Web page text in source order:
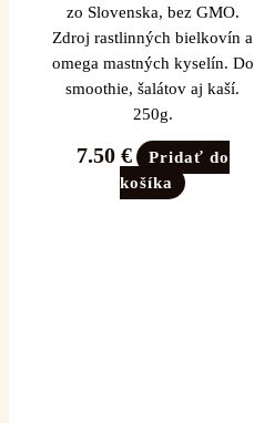
zo Slovenska, bez GMO.
Zdroj rastlinných bielkovín a
omega mastných kyselín. Do
smoothie, šalátov aj kaší.
250g.
7.50 €
Pridať do
košíka